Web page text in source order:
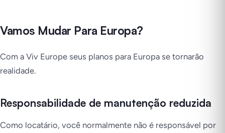
Vamos Mudar Para Europa?
Com a Viv Europe seus planos para Europa se tornarão
realidade.
Responsabilidade de manutenção reduzida
Como locatário, você normalmente não é responsável por